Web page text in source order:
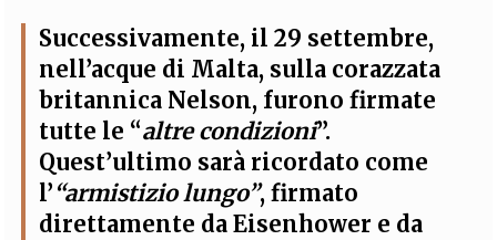
Successivamente, il 29 settembre,
nell’acque di Malta, sulla corazzata
britannica Nelson, furono firmate
tutte le “altre condizioni”.
Quest’ultimo sarà ricordato come
l’“armistizio lungo”, firmato
direttamente da Eisenhower e da